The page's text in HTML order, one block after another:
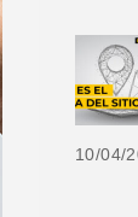
10/04/